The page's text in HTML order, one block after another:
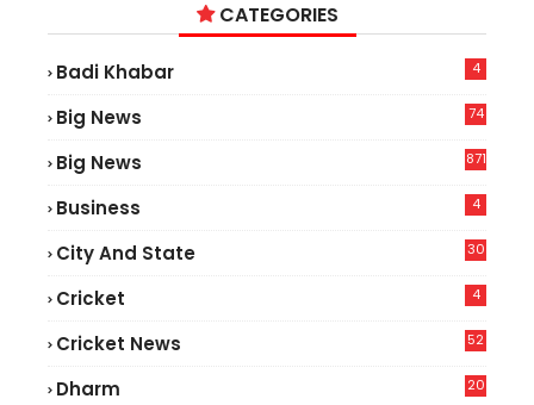
CATEGORIES
Badi Khabar 4
Big News
74
Big News 871
Business 4
City And State 30
Cricket 4
Cricket News
52
Dharm 20